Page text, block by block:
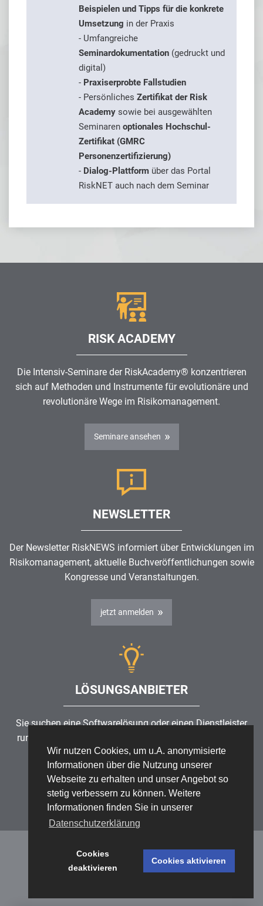
Wir nutzen Cookies, um u.A. anonymisierte
Informationen über die Nutzung unserer
Webseite zu erhalten und unser Angebot so
stetig verbessern zu können. Weitere
Informationen finden Sie in unserer
Datenschutzerklärung
Cookies
deaktivieren
Cookies aktivieren
Beispielen und Tipps für die konkrete
Umsetzung in der Praxis
- Umfangreiche
Seminardokumentation (gedruckt und
digital)
- Praxiserprobte Fallstudien
- Persönliches Zertifikat der Risk
Academy sowie bei ausgewählten
Seminaren optionales Hochschul-
Zertifikat (GMRC
Personenzertifizierung)
- Dialog-Plattform über das Portal
RiskNET auch nach dem Seminar
RISK ACADEMY
Die Intensiv-Seminare der RiskAcademy® konzentrieren
sich auf Methoden und Instrumente für evolutionäre und
revolutionäre Wege im Risikomanagement.
Seminare ansehen
NEWSLETTER
Der Newsletter RiskNEWS informiert über Entwicklungen im
Risikomanagement, aktuelle Buchveröffentlichungen sowie
Kongresse und Veranstaltungen.
jetzt anmelden
LÖSUNGSANBIETER
Sie suchen eine Softwarelösung oder einen Dienstleister
rund um die Themen Risikomanagement, GRC, IKS oder
ISMS?
Partner finden
Impressum/Sitemap